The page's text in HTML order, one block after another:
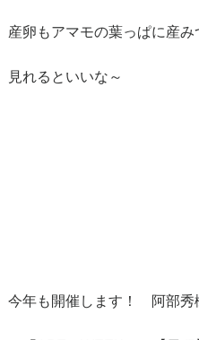
産卵もアマモの葉っぱに産
見れるといいな～
今年も開催します！ 阿部秀